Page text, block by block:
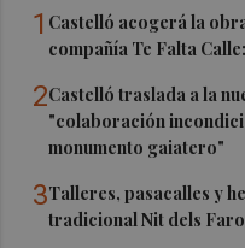
1 Castelló acogerá la
compañía Te Falta
2Castelló traslada a la
"colaboración
monumento gaiatero"
3Talleres, pasacalles y
tradicional Nit dels